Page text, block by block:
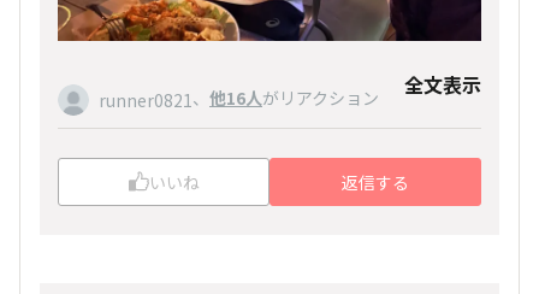
runner0821 、 他16人がリアクション 全文表示
いいね 返信する